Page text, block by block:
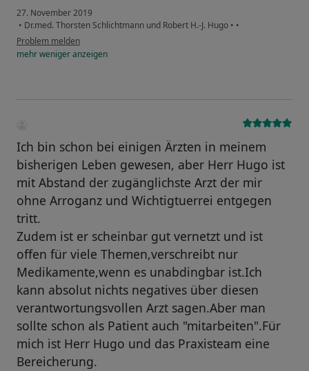
27. November 2019
• Dr.med. Thorsten Schlichtmann und Robert H.-J. Hugo • •
Problem melden
mehrwenigeranzeigen
Ich bin schon bei einigen Ärzten in meinem
bisherigen Leben gewesen, aber Herr Hugo ist
mit Abstand der zugänglichste Arzt der mir
ohne Arroganz und Wichtigtuerrei entgegen
tritt.
Zudem ist er scheinbar gut vernetzt und ist
offen für viele Themen,verschreibt nur
Medikamente,wenn es unabdingbar ist.Ich
kann absolut nichts negatives über diesen
verantwortungsvollen Arzt sagen.Aber man
sollte schon als Patient auch "mitarbeiten".Für
mich ist Herr Hugo und das Praxisteam eine
Bereicherung.